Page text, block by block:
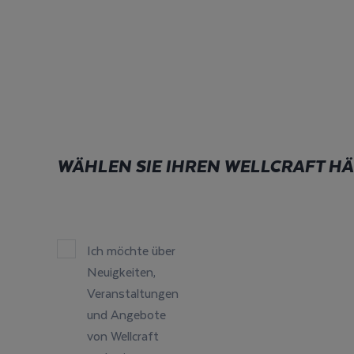
WÄHLEN SIE IHREN WELLCRAFT
Ich möchte über
Neuigkeiten,
Veranstaltungen
und Angebote
von Wellcraft